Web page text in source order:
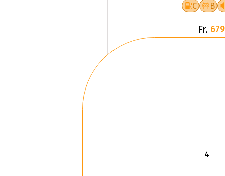
C B
Fr.